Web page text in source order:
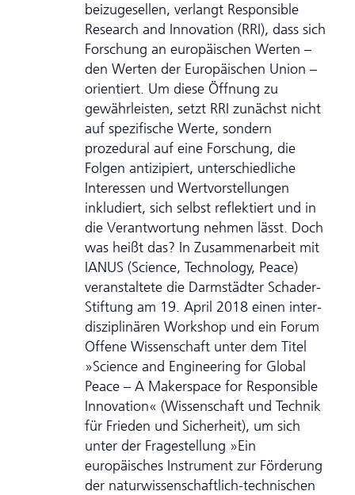
beizugesellen, verlangt Responsible
Research and Innovation (RRI), dass sich
Forschung an europäischen Werten –
den Werten der Europäischen Union –
orientiert. Um diese Öffnung zu
gewährleisten, setzt RRI zunächst nicht
auf spezifische Werte, sondern
prozedural auf eine Forschung, die
Folgen antizipiert, unterschiedliche
Interessen und Wertvorstellungen
inkludiert, sich selbst reflektiert und in
die Verantwortung nehmen lässt. Doch
was heißt das? In Zusam­men­arbeit mit
IANUS (Science, Technology, Peace)
veranstaltete die Darmstädter Schader-
Stiftung am 19. April 2018 einen inter­
dis­zi­pli­nären Workshop und ein Forum
Offene Wissenschaft unter dem Titel
»Science and Engineering for Global
Peace – A Makerspace for Responsible
Innovation« (Wissenschaft und Technik
für Frieden und Sicherheit), um sich
unter der Fragestellung »Ein
europäisches In­stru­ment zur Förderung
der naturwissenschaftlich-technischen